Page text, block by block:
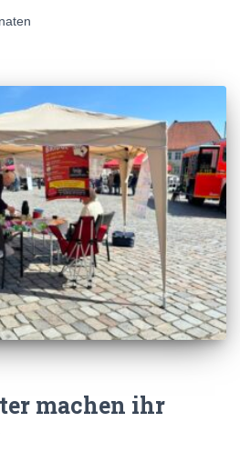
machen ihr